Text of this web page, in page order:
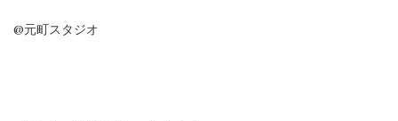
@元町スタジオ